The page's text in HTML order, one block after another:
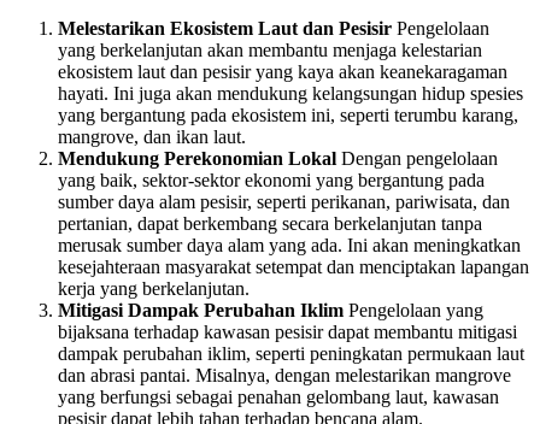
Melestarikan Ekosistem Laut dan Pesisir Pengelolaan
yang berkelanjutan akan membantu menjaga kelestarian
ekosistem laut dan pesisir yang kaya akan keanekaragaman
hayati. Ini juga akan mendukung kelangsungan hidup spesies
yang bergantung pada ekosistem ini, seperti terumbu karang,
mangrove, dan ikan laut.
Mendukung Perekonomian Lokal Dengan pengelolaan
yang baik, sektor-sektor ekonomi yang bergantung pada
sumber daya alam pesisir, seperti perikanan, pariwisata, dan
pertanian, dapat berkembang secara berkelanjutan tanpa
merusak sumber daya alam yang ada. Ini akan meningkatkan
kesejahteraan masyarakat setempat dan menciptakan lapangan
kerja yang berkelanjutan.
Mitigasi Dampak Perubahan Iklim Pengelolaan yang
bijaksana terhadap kawasan pesisir dapat membantu mitigasi
dampak perubahan iklim, seperti peningkatan permukaan laut
dan abrasi pantai. Misalnya, dengan melestarikan mangrove
yang berfungsi sebagai penahan gelombang laut, kawasan
pesisir dapat lebih tahan terhadap bencana alam.